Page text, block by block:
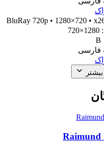
BluRay 720p • 1280×720 •
1280×720
فارسی
Raimund